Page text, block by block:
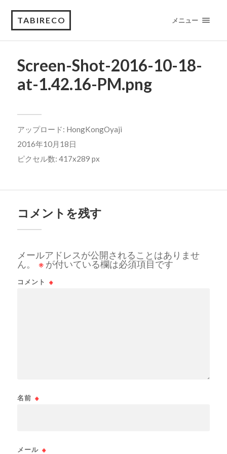
TABIRECO メニュー
Screen-Shot-2016-10-18-
at-1.42.16-PM.png
アップロード: HongKongOyaji
2016年10月18日
ピクセル数: 417x289 px
コメントを残す
メールアドレスが公開されることはありませ
ん。
※ が付いている欄は必須項目です
コメント ※
名前 ※
メール ※